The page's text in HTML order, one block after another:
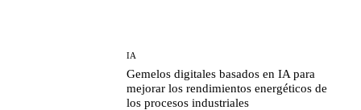
IA
Gemelos digitales basados en IA para
mejorar los rendimientos energéticos de
los procesos industriales